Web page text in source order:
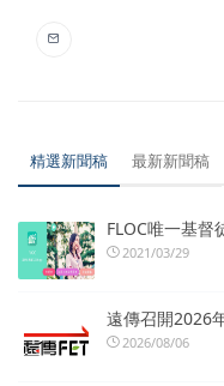
精選新聞稿 最新新聞稿
FLOC唯一基督
2021/03/29
遠傳召開2026
2026/08/06